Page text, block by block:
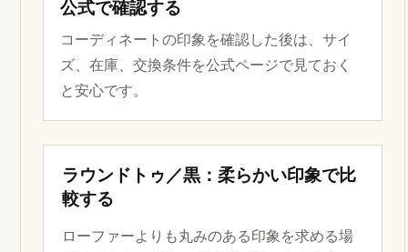
公式で確認する
コーディネートの印象を確認した後は、サイ
ズ、在庫、交換条件を公式ページで見ておく
と安心です。
ラウンドトゥ／黒：柔らかい印象で比
較する
ローファーよりも丸みのある印象を求める場